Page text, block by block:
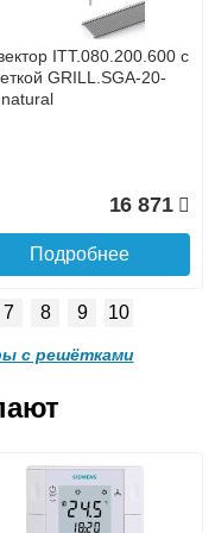
Подробнее о доставке
54 243
с
GRILL.LGA-25-
40 213
Подробнее
ITT.080.200.600 с
GRILL.SGA-20-
16 871
Подробнее
GRILL.SGW-20-
7 8 9 10
с решётками